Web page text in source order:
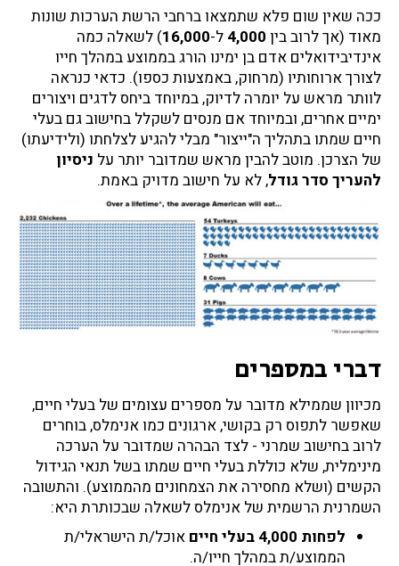
ככה שאין שום פלא שתמצאו ברחבי הרשת הערכות שונות
מאוד (אך לרוב בין 4,000 ל-16,000) לשאלה כמה
אינדיבידואלים אדם בן ימינו הורג בממוצע במהלך חייו
לצורך ארוחותיו (מרחוק, באמצעות כספו). כדאי כנראה
לוותר מראש על יומרה לדיוק, במיוחד ביחס לדגים ויצורים
ימיים אחרים, ובמיוחד אם מנסים לשקלל בחישוב גם בעלי
חיים שמתו בתהליך ה"ייצור" מבלי להגיע לצלחתו (ולידיעתו)
של הצרכן. מוטב להבין מראש שמדובר יותר על ניסיון
להעריך סדר גודל, לא על חישוב מדויק באמת.
דברי במספרים
מכיוון שממילא מדובר על מספרים עצומים של בעלי חיים,
שאפשר לתפוס רק בקושי, ארגונים כמו אנימלס, בוחרים
לרוב בחישוב שמרני - לצד הבהרה שמדובר על הערכה
מינימלית, שלא כוללת בעלי חיים שמתו בשל תנאי הגידול
הקשים (ושלא מחסירה את הצמחונים מהממוצע). והתשובה
השמרנית הרשמית של אנימלס לשאלה שבכותרת היא:
לפחות 4,000 בעלי חיים
אוכל/ת הישראלי/ת
הממוצע/ת במהלך חייו/ה.